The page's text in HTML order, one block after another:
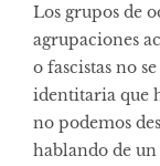
Los grupos de
agrupaciones
o fascistas no
identitaria que
no podemos
hablando de